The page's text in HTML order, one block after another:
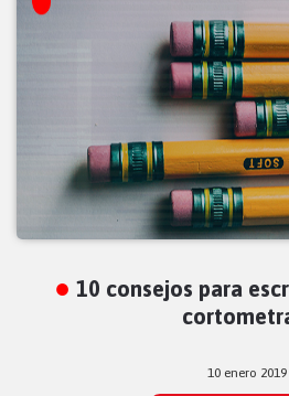
10 consejos para
10 enero 2019